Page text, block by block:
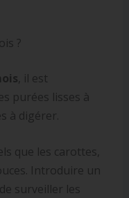
?
, il est
purées lisses à
à digérer.
que les carottes,
Introduire un
surveiller les